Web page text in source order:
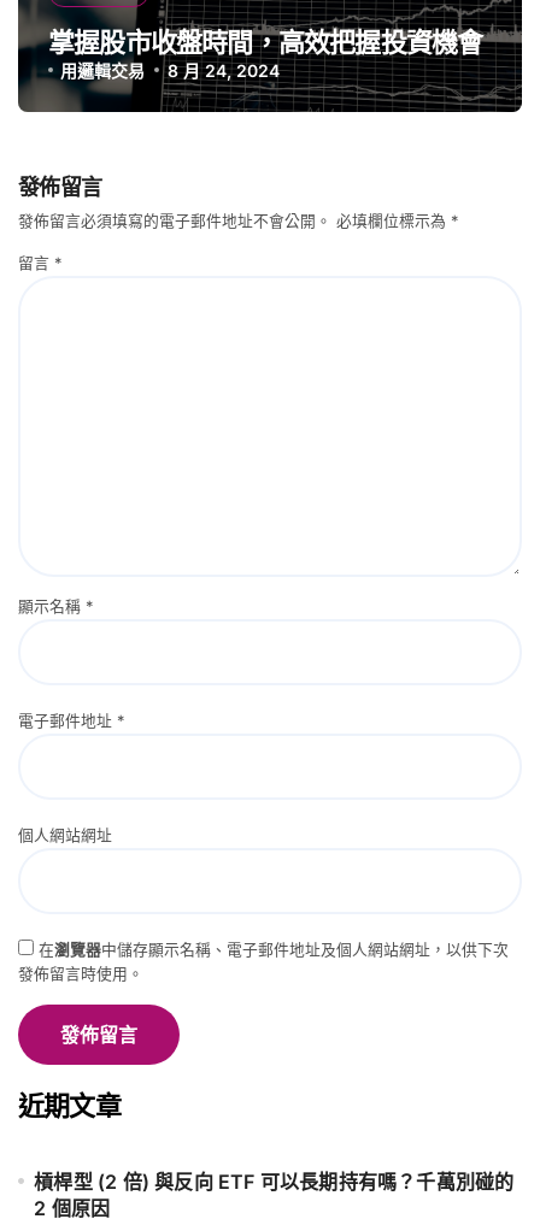
掌握股市收盤時間，高效把握投資機會
用邏輯交易 8 月 24, 2024
發佈留言
發佈留言必須填寫的電子郵件地址不會公開。 必填欄位標示為 *
留言 *
顯示名稱 *
電子郵件地址 *
個人網站網址
在瀏覽器中儲存顯示名稱、電子郵件地址及個人網站網址，以供下次
發佈留言時使用。
近期文章
槓桿型 (2 倍) 與反向 ETF 可以長期持有嗎？千萬別碰的
2 個原因